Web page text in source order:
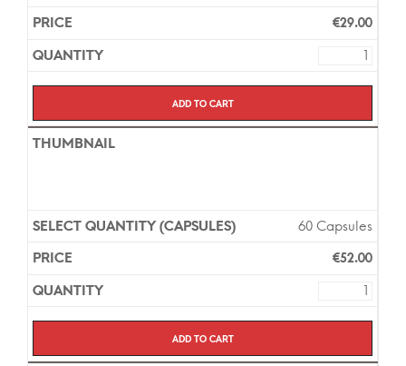
d’une ordonnance pour acheter ce médicament dans
7 jours pour l’Europe.
€29.00
Add to cart
60 Capsules
€52.00
Add to cart